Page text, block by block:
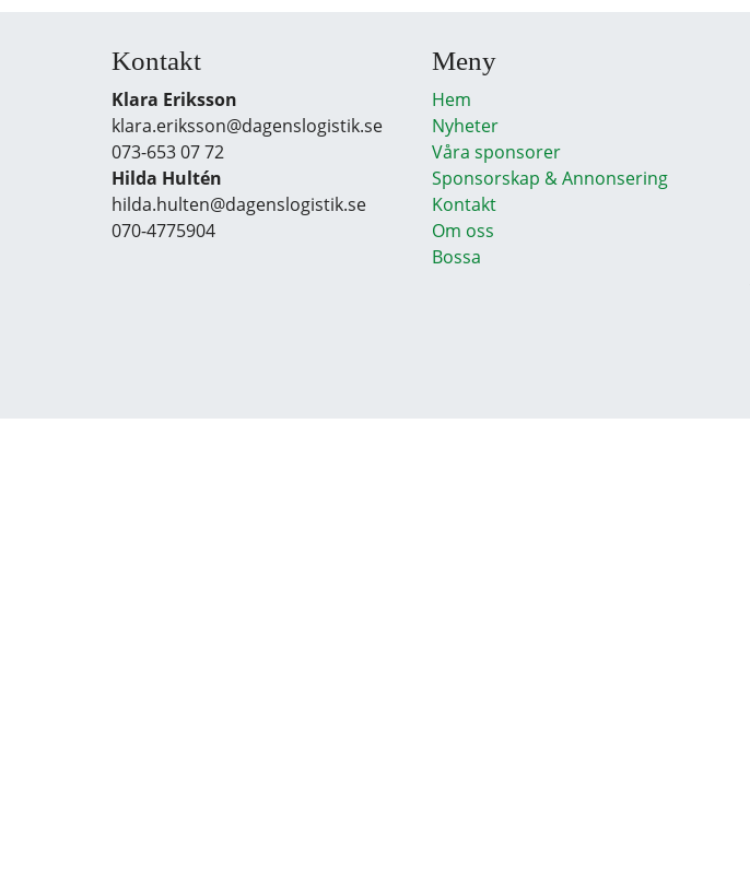
Kontakt
Klara Eriksson
klara.eriksson@dagenslogistik.se
073-653 07 72
Hilda Hultén
hilda.hulten@dagenslogistik.se
070-4775904
Meny
Hem
Nyheter
Våra sponsorer
Sponsorskap & Annonsering
Kontakt
Om oss
Bossa